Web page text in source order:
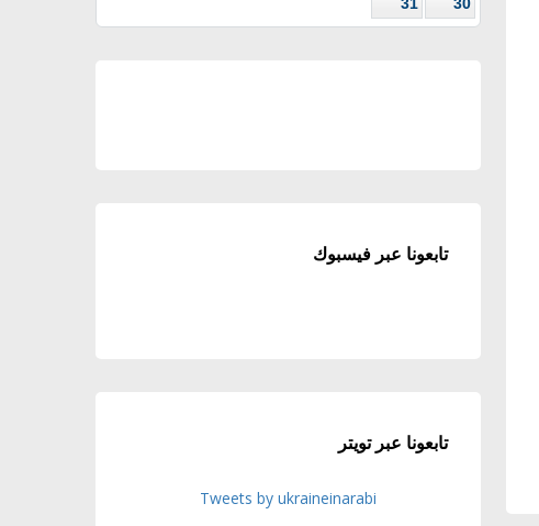
تابعونا عبر فيسبوك
تابعونا عبر تويتر
Tweets by ukraineinarabi